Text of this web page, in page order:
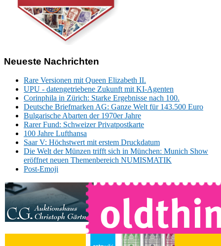
Neueste Nachrichten
Rare Versionen mit Queen Elizabeth II.
UPU - datengetriebene Zukunft mit KI-Agenten
Corinphila in Zürich: Starke Ergebnisse nach 100.
Deutsche Briefmarken AG: Ganze Welt für 143.500 Euro
Bulgarische Abarten der 1970er Jahre
Rarer Fund: Schweizer Privatpostkarte
100 Jahre Lufthansa
Saar V: Höchstwert mit erstem Druckdatum
Die Welt der Münzen trifft sich in München: Munich Show
eröffnet neuen Themenbereich NUMISMATIK
Post-Emoji